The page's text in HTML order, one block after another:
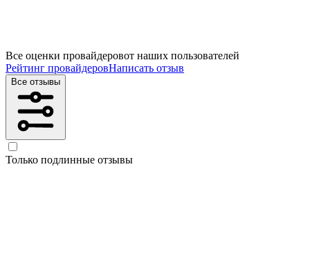
Все оценки провайдеровот наших пользователей
Рейтинг провайдеровНаписать отзыв
Все отзывы
Только подлинные отзывы